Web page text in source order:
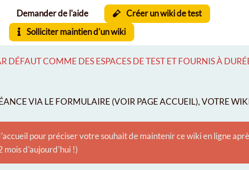
Demander de l'aide
Créer un wiki de test
Solliciter maintien d'un wiki
DÉFAUT COMME DES ESPACES DE TEST ET FOURNIS À
VIA LE FORMULAIRE (VOIR PAGE ACCUEIL), VOTRE
pour préciser votre souhait de maintenir ce wiki en ligne
mois d'aujourd'hui !)